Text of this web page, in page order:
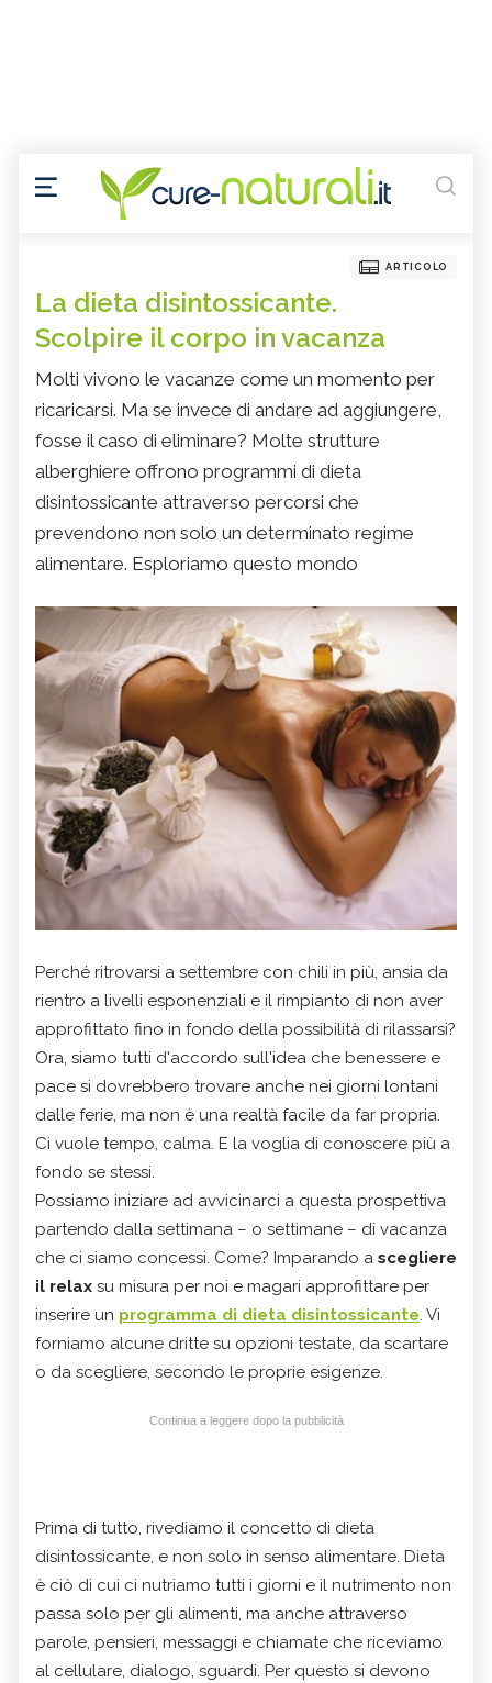
ARTICOLO
La dieta disintossicante.
Scolpire il corpo in vacanza
Molti vivono le vacanze come un momento per
ricaricarsi. Ma se invece di andare ad aggiungere,
fosse il caso di eliminare? Molte strutture
alberghiere offrono programmi di dieta
disintossicante attraverso percorsi che
prevendono non solo un determinato regime
alimentare. Esploriamo questo mondo
Perché ritrovarsi a settembre con chili in più, ansia da
rientro a livelli esponenziali e il rimpianto di non aver
approfittato fino in fondo della possibilità di rilassarsi?
Ora, siamo tutti d'accordo sull'idea che benessere e
pace si dovrebbero trovare anche nei giorni lontani
dalle ferie, ma non è una realtà facile da far propria.
Ci vuole tempo, calma. E la voglia di conoscere più a
fondo se stessi.
Possiamo iniziare ad avvicinarci a questa prospettiva
partendo dalla settimana – o settimane – di vacanza
che ci siamo concessi. Come? Imparando a scegliere
il relax su misura per noi e magari approfittare per
inserire un programma di dieta disintossicante. Vi
forniamo alcune dritte su opzioni testate, da scartare
o da scegliere, secondo le proprie esigenze.
Continua a leggere dopo la pubblicità
Prima di tutto, rivediamo il concetto di dieta
disintossicante, e non solo in senso alimentare. Dieta
è ciò di cui ci nutriamo tutti i giorni e il nutrimento non
passa solo per gli alimenti, ma anche attraverso
parole, pensieri, messaggi e chiamate che riceviamo
al cellulare, dialogo, sguardi. Per questo si devono